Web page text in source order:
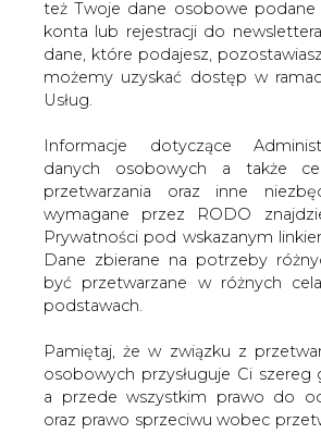
Usług.
Informacje dotyczące
danych osobowych a także
przetwarzania oraz inne
Prywatności pod wskazanym
Dane zbierane na potrzeby
być przetwarzane w różnych
podstawach.
Pamiętaj, że w związku z
osobowych przysługuje Ci szereg
a przede wszystkim prawo do
danych. Prawa te będą przez
przestrzegane. Prawo do
wobec przetwarzania
związanych z Twoją
Wielka zmiana warty na
naftowych